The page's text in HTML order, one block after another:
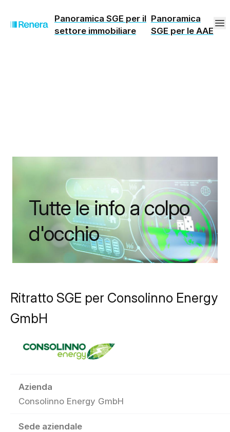
Panoramica SGE per il
settore immobiliare
Panoramica
SGE per le AAE
Tutte le info a colpo
d'occhio
Ritratto SGE per Consolinno Energy
GmbH
Azienda
Consolinno Energy GmbH
Sede aziendale